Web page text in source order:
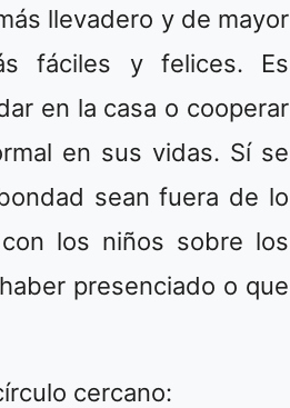
llevadero y de mayor
fáciles y felices. Es
en la casa o cooperar
en sus vidas. Sí se
sean fuera de lo
los niños sobre los
presenciado o que
cercano: